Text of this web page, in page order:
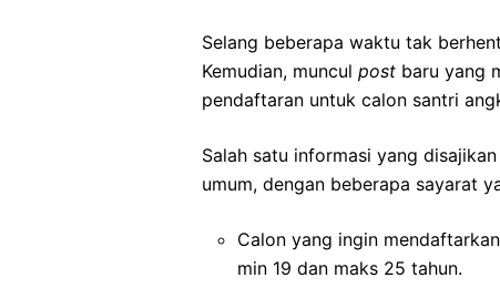
Selang beberapa waktu tak
Kemudian, muncul post baru yang
pendaftaran untuk calon santri
Salah satu informasi yang
umum, dengan beberapa sayarat
Calon yang ingin
min 19 dan maks 25 tahun.